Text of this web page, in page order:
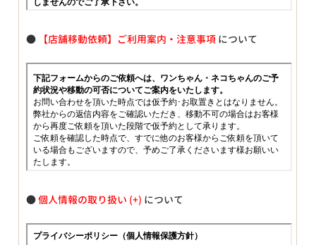
● 【店舗移動依頼】ご利用案内・注意事項 について
●個人情報の取り扱い について